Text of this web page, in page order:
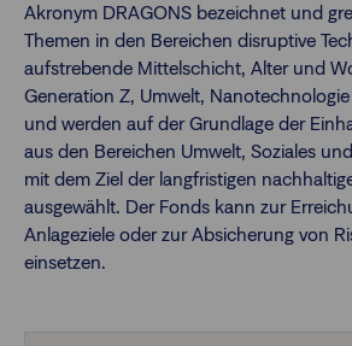
Finanzberatende
Anlegende
Newsletter
Kontakt
Login
Akronym DRAGONS bezeichnet und
Themen in den Bereichen disruptive
aufstrebende Mittelschicht, Alter und
Generation Z, Umwelt,
und werden auf der Grundlage der
aus den Bereichen Umwelt, Soziales
mit dem Ziel der langfristigen
ausgewählt. Der Fonds kann zur
Anlageziele oder zur Absicherung von
einsetzen.